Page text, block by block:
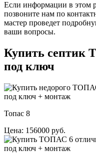
Если информации в этом
позвоните нам по
мастер проведет
ваши вопросы.
Купить септик
под ключ
Топас 8
Цена: 156000 руб.